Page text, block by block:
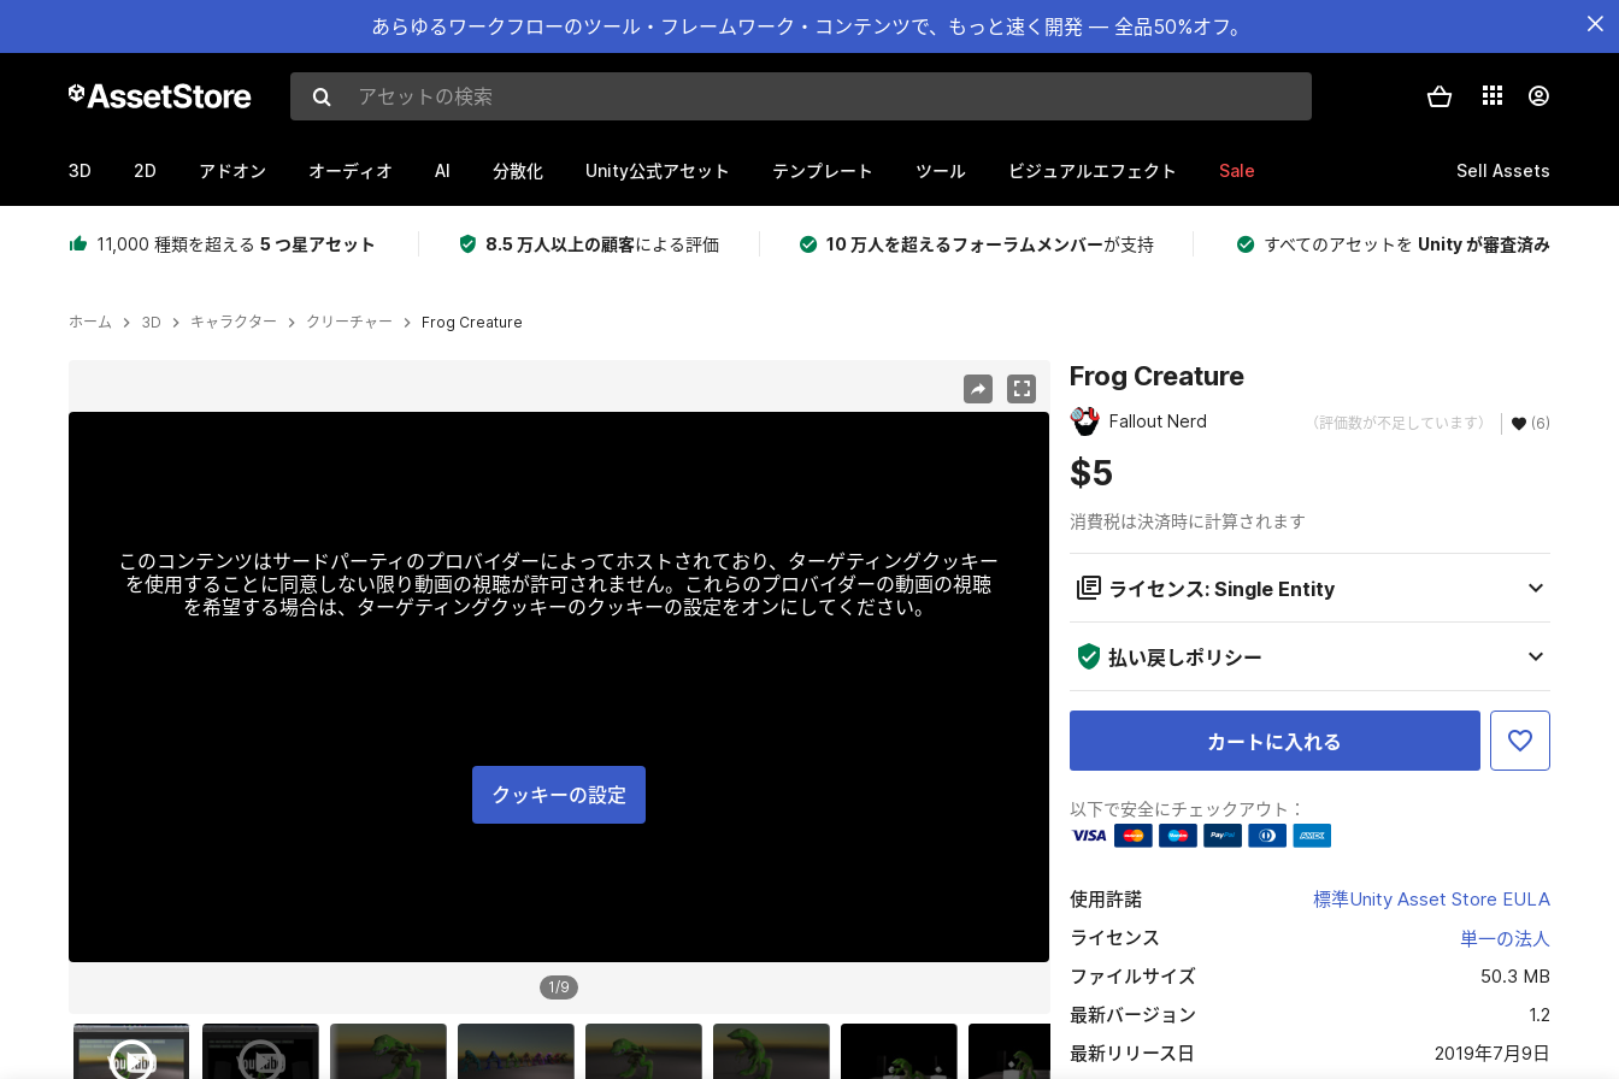
あらゆるワークフローのツール・フレームワーク・コンテンツで、もっと速く開発 — 全品50%オフ。
アセットの検索
3D 2D アドオン オーディオ AI 分散化 Unity公式アセット テンプレート ツール ビジュアルエフェクト Sale Sell Assets
11,000 種類を超える 5 つ星アセット 8.5 万人以上の顧客による評価 10 万人を超えるフォーラムメンバーが支持 すべてのアセットを Unity が審査済み
ホーム 3D キャラクター クリーチャー Frog Creature
このコンテンツはサードパーティのプロバイダーによってホストされており、ターゲティングクッキー
を使用することに同意しない限り動画の視聴が許可されません。これらのプロバイダーの動画の視聴
を希望する場合は、ターゲティングクッキーのクッキーの設定をオンにしてください。
クッキーの設定
1/9
Frog Creature
Fallout Nerd （評価数が不足しています） (6)
$5
消費税は決済時に計算されます
ライセンス: Single Entity
払い戻しポリシー
カートに入れる
以下で安全にチェックアウト：
使用許諾
標準Unity Asset Store EULA
ライセンス
単一の法人
ファイルサイズ
50.3 MB
最新バージョン
1.2
最新リリース日
2019年7月9日